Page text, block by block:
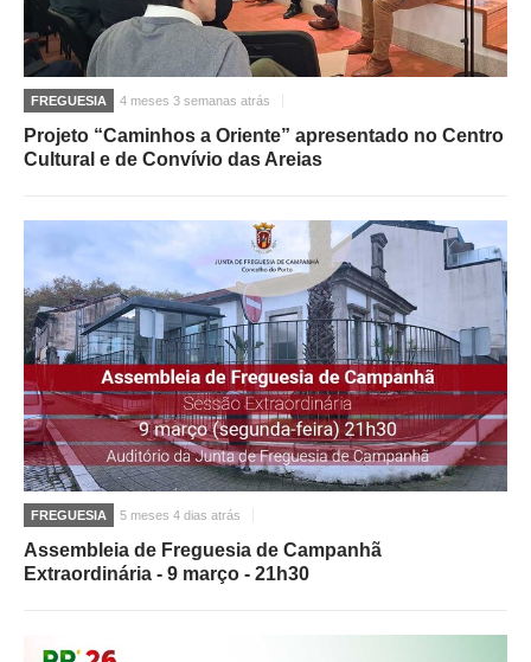
FREGUESIA 4 meses 3 semanas atrás
Projeto “Caminhos a Oriente” apresentado no Centro
Cultural e de Convívio das Areias
FREGUESIA 5 meses 4 dias atrás
Assembleia de Freguesia de Campanhã
Extraordinária - 9 março - 21h30